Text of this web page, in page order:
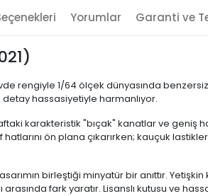
Yorumlar Garanti ve
rengiyle 1/64 ölçek dünyasında
detay hassasiyetiyle harmanlıyor.
karakteristik "bıçak" kanatlar ve geniş
ön plana çıkarırken; kauçuk
birleştiği minyatür bir anıttır.
fark yaratır. Lisanslı kutusu ve